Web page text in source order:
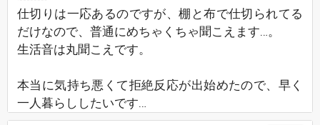
仕切りは一応あるのですが、棚と布で仕切られてる
だけなので、普通にめちゃくちゃ聞こえます…。
生活音は丸聞こえです。
本当に気持ち悪くて拒絶反応が出始めたので、早く
一人暮らししたいです…